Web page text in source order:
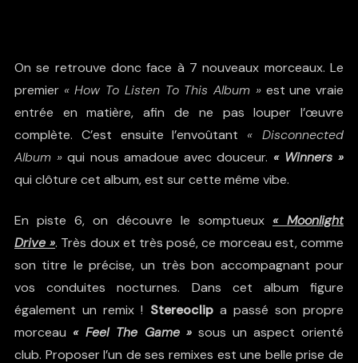
On se retrouve donc face à 7 nouveaux morceaux. Le
premier « How To Listen To This Album »est une vraie
entrée en matière, afin de ne pas louper l’œuvre
complète. C’est ensuite l’envoûtant « Disconnected
Album » qui nous amadoue avec douceur. « Winners »
qui clôture cet album, est sur cette même vibe.
En piste 6, on découvre le somptueux « Moonlight
Drive ». Très doux et très posé, ce morceau est, comme
son titre le précise, un très bon accompagnant pour
vos conduites nocturnes. Dans cet album figure
également un remix ! Stereoclipa passé son propre
morceau « Feel The Game » sous un aspect orienté
club. Proposer l’un de ses remixes est une belle prise de